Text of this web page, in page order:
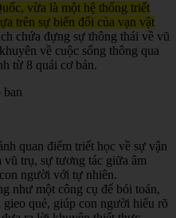
vừa là một hệ thống triết
trên sự biến đổi của vạn vật
chứa đựng sự thông thái về vũ
về cuộc sống thông qua
từ 8 quái cơ bản.
quan điểm triết học về sự vận
vũ trụ, sự tương tác giữa âm
người với tự nhiên.
như một công cụ để bói toán,
quẻ, giúp con người hiểu rõ